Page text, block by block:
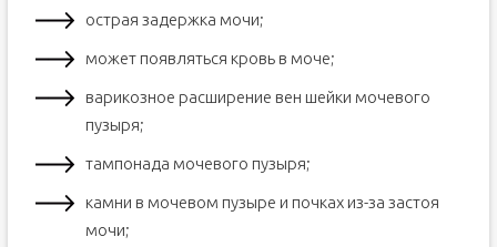
острая задержка мочи;
может появляться кровь в моче;
варикозное расширение вен шейки мочевого
пузыря;
тампонада мочевого пузыря;
камни в мочевом пузыре и почках из-за застоя
мочи;